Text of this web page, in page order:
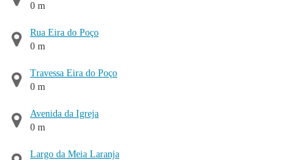
0 m
Rua Eira do Poço
0 m
Travessa Eira do Poço
0 m
Avenida da Igreja
0 m
Largo da Meia Laranja